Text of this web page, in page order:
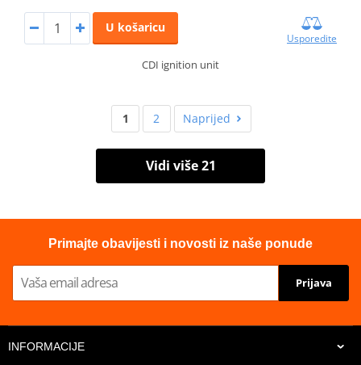
U košaricu
Usporedite
CDI ignition unit
1 2 Naprijed
Vidi više 21
Primajte obavijesti i novosti iz naše ponude
Prijava
INFORMACIJE